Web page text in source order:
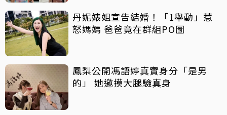
丹妮婊姐宣告結婚！「1舉動」惹
怒媽媽 爸爸竟在群組PO圖
鳳梨公開馮語婷真實身分「是男
的」 她邀摸大腿驗真身